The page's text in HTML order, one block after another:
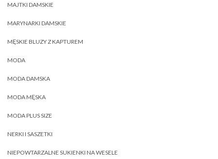
MAJTKI DAMSKIE
MARYNARKI DAMSKIE
MĘSKIE BLUZY Z KAPTUREM
MODA
MODA DAMSKA
MODA MĘSKA
MODA PLUS SIZE
NERKI I SASZETKI
NIEPOWTARZALNE SUKIENKI NA WESELE